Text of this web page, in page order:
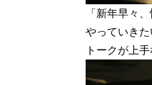
「新年早々
やっていき
トークが上